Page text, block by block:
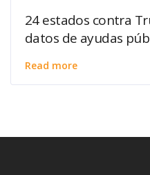
24 estados contra
datos de ayudas
Read more